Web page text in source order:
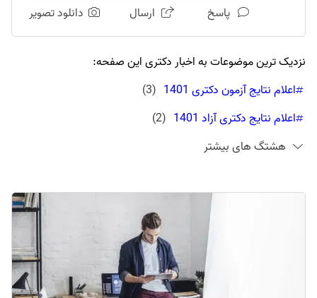
پاسخ ارسال دانلود تصویر
نزدیک ترین موضوعات به اخبار دکتری این صفحه:
اعلام نتایج آزمون دکتری 1401
(
3
)
اعلام نتایج دکتری آزاد 1401
(
2
)
زمان اعلام نتایج دکتری 1401
نتایج انتخاب رشته دکتری آزاد ۱۴۰۱
2
)
نتایج دکتری بدون آزمون دانشگاه آزاد ۱۴۰۱
(
نتایج دکتری دانشگاه آزاد ۱۴۰۱
(
6
)
هشتگ های بیشتر